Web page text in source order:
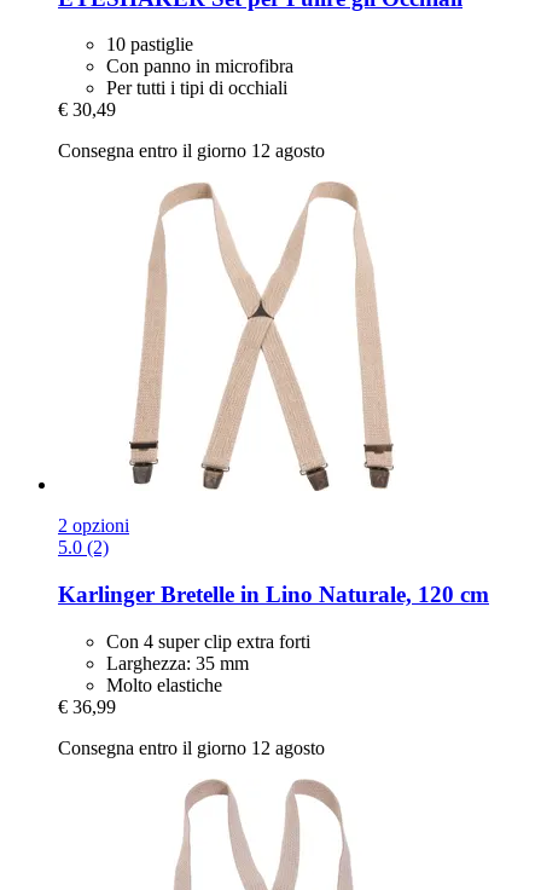
10 pastiglie
Con panno in microfibra
Per tutti i tipi di occhiali
€ 30,49
Consegna entro il giorno 12 agosto
2 opzioni
5.0 (2)
Karlinger Bretelle in Lino Naturale, 120 cm
Con 4 super clip extra forti
Larghezza: 35 mm
Molto elastiche
€ 36,99
Consegna entro il giorno 12 agosto